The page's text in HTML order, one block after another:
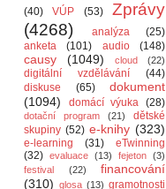
(40)
VÚP (53)
Zprávy
(4268)
analýza
(25)
anketa
(101) audio (148)
causy (1049) cloud (22)
digitální vzdělávání
(44)
diskuse
(65)
dokument
(1094)
domácí výuka (28)
dotační program (21)
dětské
skupiny (52) e-knihy (323)
e-learning (31)
eTwinning
(32) evaluace (13) fejeton (3)
festival
(22)
financování
(310) glosa (13) gramotnosti